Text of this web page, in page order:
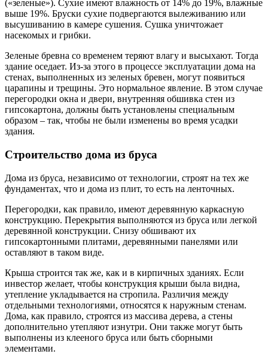
(«зеленые»). Сухие имеют влажность от 14% до 19%, влажные
выше 19%. Бруски сухие подвергаются вылеживанию или
высушиванию в камере сушения. Сушка уничтожает
насекомых и грибки.
Зеленые бревна со временем теряют влагу и высыхают. Тогда
здание оседает. Из-за этого в процессе эксплуатации дома на
стенах, выполненных из зеленых бревен, могут появиться
царапины и трещины. Это нормальное явление. В этом случае
перегородки окна и двери, внутренняя обшивка стен из
гипсокартона, должны быть установлены специальным
образом – так, чтобы не были изменены во время усадки
здания.
Строительство дома из бруса
Дома из бруса, независимо от технологии, строят на тех же
фундаментах, что и дома из плит, то есть на ленточных.
Перегородки, как правило, имеют деревянную каркасную
конструкцию. Перекрытия выполняются из бруса или легкой
деревянной конструкции. Снизу обшивают их
гипсокартонными плитами, деревянными панелями или
оставляют в таком виде.
Крыша строится так же, как и в кирпичных зданиях. Если
инвестор желает, чтобы конструкция крыши была видна,
утепление укладывается на стропила. Различия между
отдельными технологиями, относятся к наружным стенам.
Дома, как правило, строятся из массива дерева, а стены
дополнительно утепляют изнутри. Они также могут быть
выполнены из клееного бруса или быть сборными
элементами.